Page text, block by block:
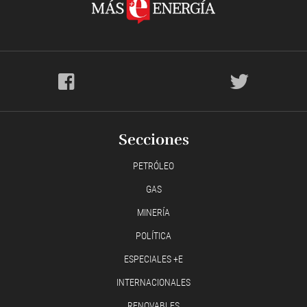
Secciones
PETRÓLEO
GAS
MINERÍA
POLÍTICA
ESPECIALES +E
INTERNACIONALES